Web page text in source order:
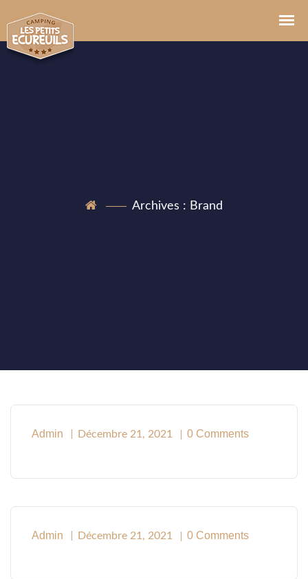
Archives : Brand
Admin Décembre 21, 2021 0 Comments
Admin Décembre 21, 2021 0 Comments